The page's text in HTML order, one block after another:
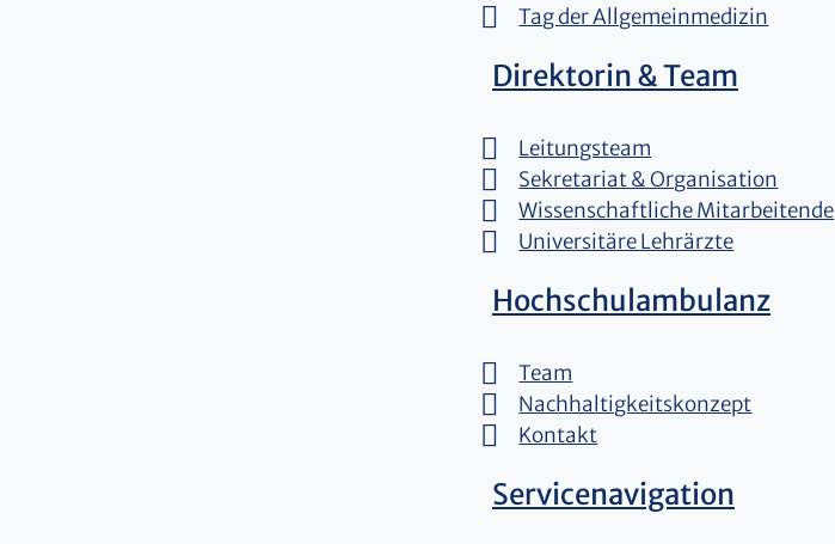
Tag der Allgemeinmedizin
Direktorin & Team
Leitungsteam
Sekretariat & Organisation
Wissenschaftliche Mitarbeitende
Universitäre Lehrärzte
Hochschulambulanz
Team
Nachhaltigkeitskonzept
Kontakt
Servicenavigation